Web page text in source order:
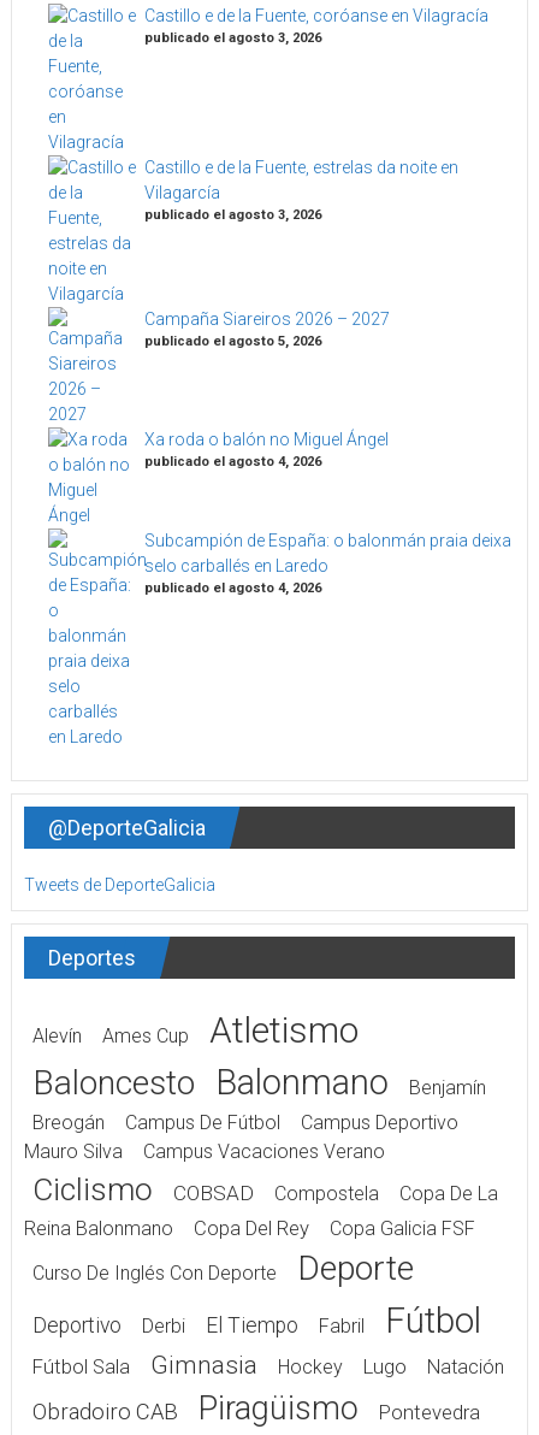
Castillo e de la Fuente, coróanse en Vilagracía
publicado el agosto 3, 2026
Castillo e de la Fuente, estrelas da noite en
Vilagarcía
publicado el agosto 3, 2026
Campaña Siareiros 2026 – 2027
publicado el agosto 5, 2026
Xa roda o balón no Miguel Ángel
publicado el agosto 4, 2026
Subcampión de España: o balonmán praia deixa
selo carballés en Laredo
publicado el agosto 4, 2026
@DeporteGalicia
Tweets de DeporteGalicia
Deportes
Alevín Ames Cup Atletismo
Baloncesto Balonmano
Benjamín
Breogán
Campus De Fútbol
Campus Deportivo
Mauro Silva
Campus Vacaciones Verano
Ciclismo COBSAD Compostela
Copa De La
Reina Balonmano
Copa Del Rey
Copa Galicia FSF
Curso De Inglés Con Deporte
Deporte
Deportivo Derbi El Tiempo Fabril Fútbol
Fútbol Sala Gimnasia Hockey Lugo Natación
Obradoiro CAB Piragüismo
Pontevedra